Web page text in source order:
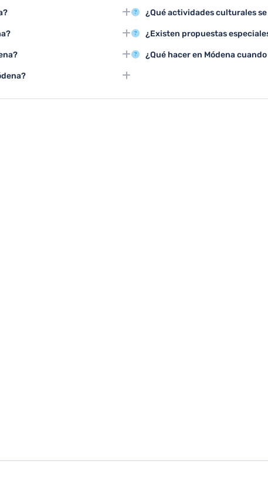
Patrimonio de la Humanidad
arquitectónicas que reflejan la
visitar Módena, con
plenamente de sus
tours guiados por el centro
historia de la ciudad.
ofrecen excelentes
Visitar una fábrica de vinagre
museos de automóviles son las
¿Qué actividades culturales
El Teatro Municipal, los
en galerías de arte ofrecen una
¿Existen propuestas
Las bodegas y fábricas de
degustaciones, y los museos
¿Qué hacer en Módena